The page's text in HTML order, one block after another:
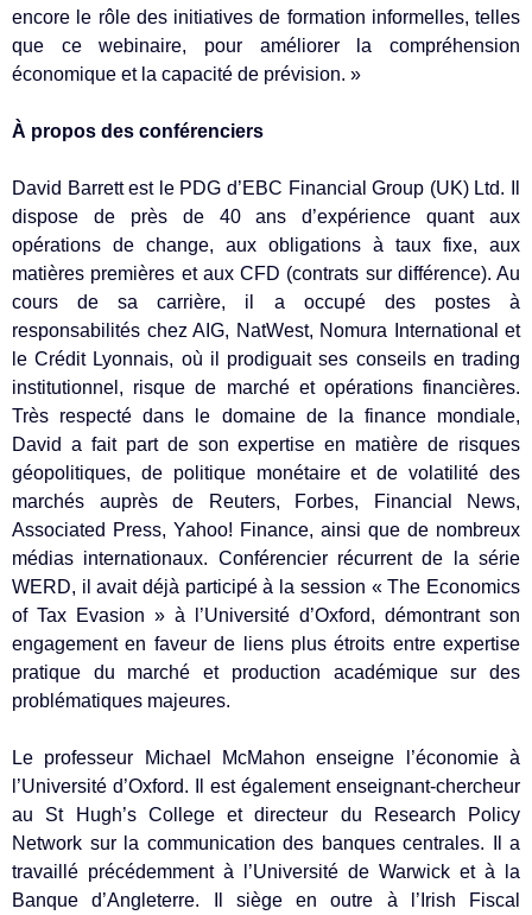
encore le rôle des initiatives de formation informelles, telles
que ce webinaire, pour améliorer la compréhension
économique et la capacité de prévision. »
À propos des conférenciers
David Barrett est le PDG d’EBC Financial Group (UK) Ltd. Il
dispose de près de 40 ans d’expérience quant aux
opérations de change, aux obligations à taux fixe, aux
matières premières et aux CFD (contrats sur différence). Au
cours de sa carrière, il a occupé des postes à
responsabilités chez AIG, NatWest, Nomura International et
le Crédit Lyonnais, où il prodiguait ses conseils en trading
institutionnel, risque de marché et opérations financières.
Très respecté dans le domaine de la finance mondiale,
David a fait part de son expertise en matière de risques
géopolitiques, de politique monétaire et de volatilité des
marchés auprès de Reuters, Forbes, Financial News,
Associated Press, Yahoo! Finance, ainsi que de nombreux
médias internationaux. Conférencier récurrent de la série
WERD, il avait déjà participé à la session « The Economics
of Tax Evasion » à l’Université d’Oxford, démontrant son
engagement en faveur de liens plus étroits entre expertise
pratique du marché et production académique sur des
problématiques majeures.
Le professeur Michael McMahon enseigne l’économie à
l’Université d’Oxford. Il est également enseignant-chercheur
au St Hugh’s College et directeur du Research Policy
Network sur la communication des banques centrales. Il a
travaillé précédemment à l’Université de Warwick et à la
Banque d’Angleterre. Il siège en outre à l’Irish Fiscal